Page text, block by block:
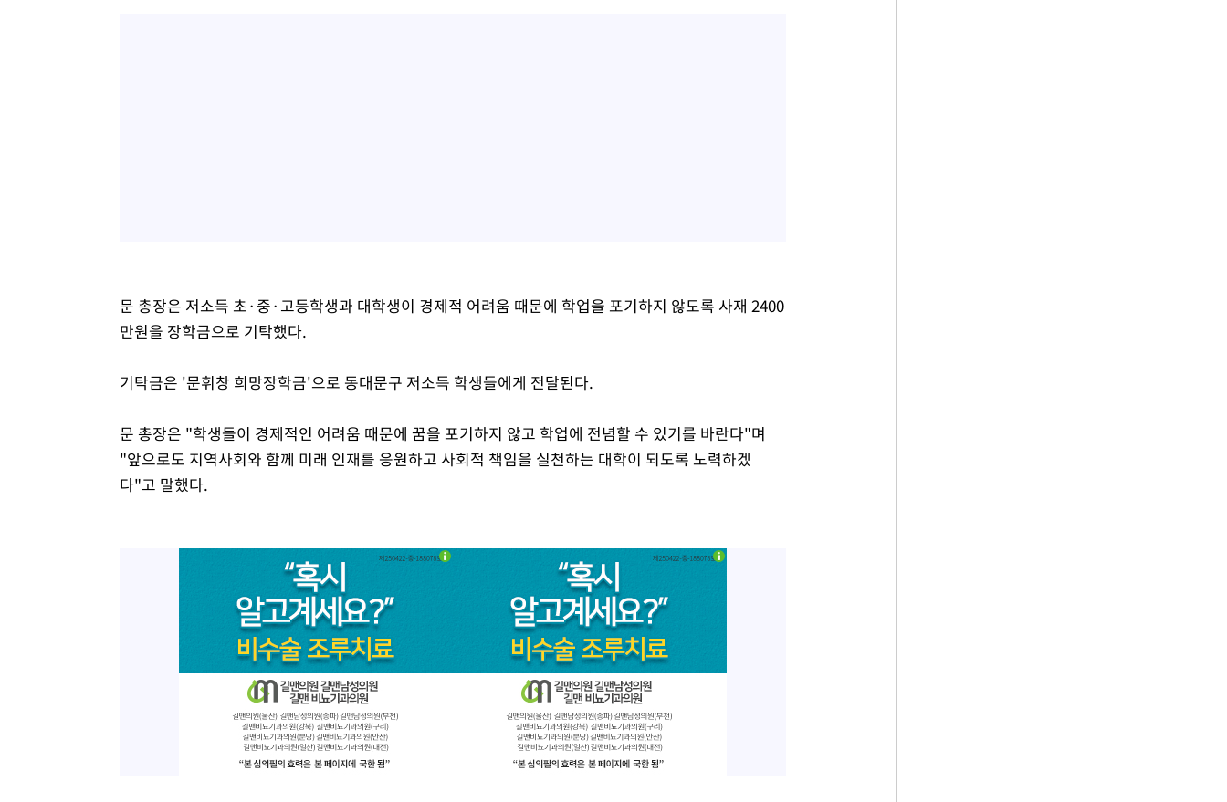
문 총장은 저소득 초·중·고등학생과 대학생이 경제적 어려움 때문에 학업을 포기하지 않도록 사재 2400
만원을 장학금으로 기탁했다.
기탁금은 '문휘창 희망장학금'으로 동대문구 저소득 학생들에게 전달된다.
문 총장은 "학생들이 경제적인 어려움 때문에 꿈을 포기하지 않고 학업에 전념할 수 있기를 바란다"며
"앞으로도 지역사회와 함께 미래 인재를 응원하고 사회적 책임을 실천하는 대학이 되도록 노력하겠
다"고 말했다.